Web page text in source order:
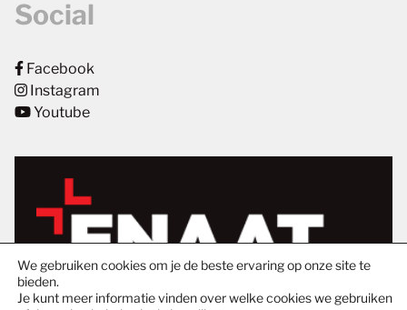
Social
Facebook
Instagram
Youtube
We gebruiken cookies om je de beste ervaring op onze site te
bieden.
Je kunt meer informatie vinden over welke cookies we gebruiken